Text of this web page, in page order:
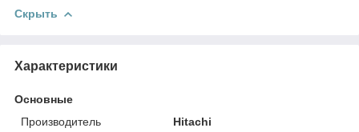
Скрыть
Характеристики
Основные
Производитель
Hitachi